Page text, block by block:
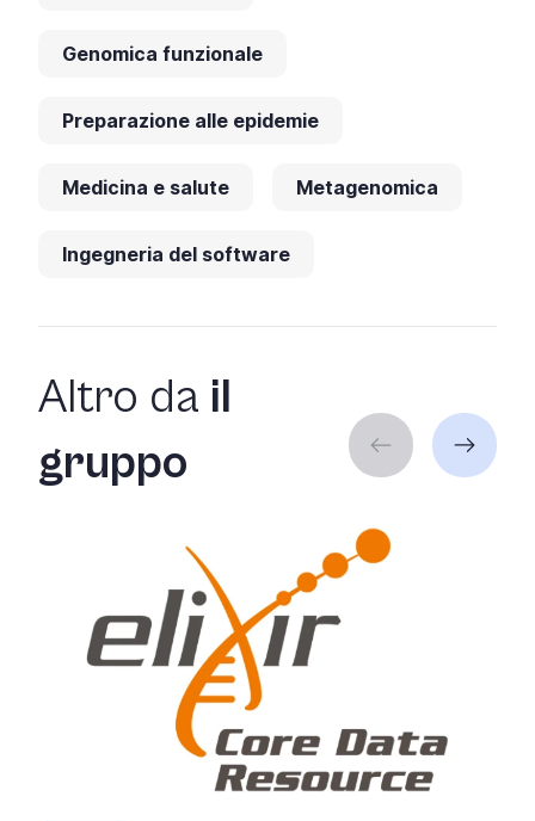
Genomica funzionale
Preparazione alle epidemie
Medicina e salute Metagenomica
Ingegneria del software
Altro da il
gruppo